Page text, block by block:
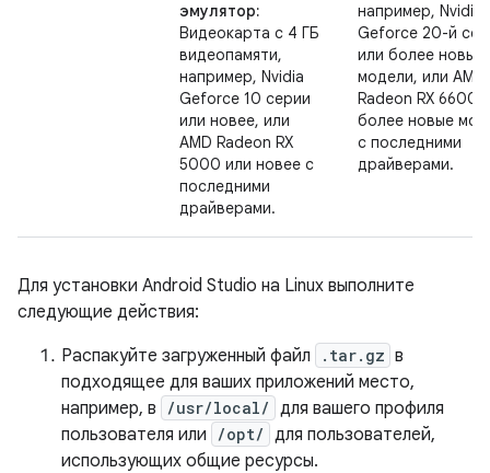
эмулятор:
Видеокарта с 4 ГБ
видеопамяти,
например, Nvidia
Geforce 10 серии
или новее, или
AMD Radeon RX
5000 или новее с
последними
драйверами.
например, Nvidia
Geforce 20-й
или более новые
модели, или AMD
Radeon RX 6600
более новые
с последними
драйверами.
Для установки Android Studio на Linux выполните
следующие действия:
Распакуйте загруженный файл
.tar.gz в
подходящее для ваших приложений место,
например, в
/usr/local/ для вашего профиля
пользователя или
/opt/ для пользователей,
использующих общие ресурсы.